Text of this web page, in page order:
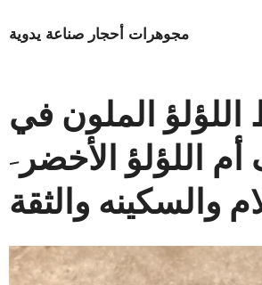
مجوهرات أحجار صناعة يدوية
اللؤلؤ الملون في
اللؤلؤ الأخضر-
والسكينه والثقة